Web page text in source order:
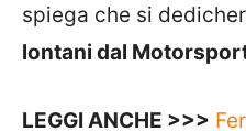
spiega che si
lontani dal
LEGGI ANCHE >>>